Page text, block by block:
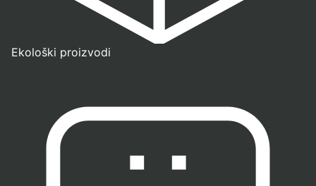
Ekološki proizvodi